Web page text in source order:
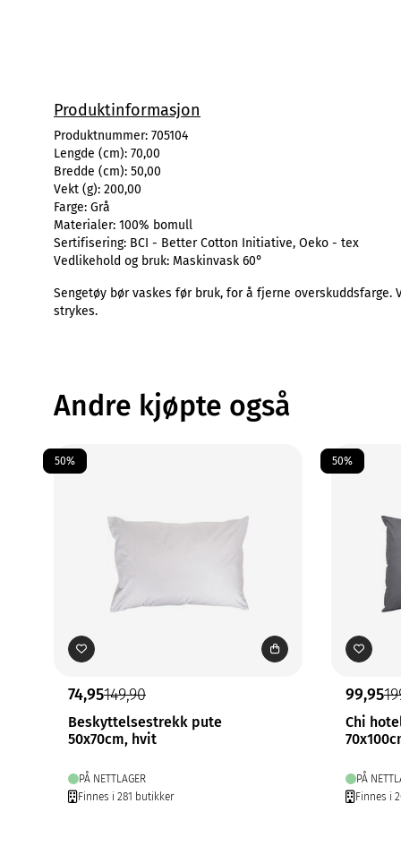
Produktinformasjon
Produktnummer: 705104
Lengde (cm): 70,00
Bredde (cm): 50,00
Vekt (g): 200,00
Farge: Grå
Materialer: 100% bomull
Sertifisering: BCI - Better Cotton Initiative, Oeko - tex
Vedlikehold og bruk: Maskinvask 60°
Sengetøy bør vaskes før bruk, for å fjerne
strykes.
Andre kjøpte også
50%
74,95149,90
Beskyttelsestrekk pute
50x70cm, hvit
PÅ NETTLAGER
Finnes i 281 butikker
50%
99,95
Chi
PÅ
Finnes i